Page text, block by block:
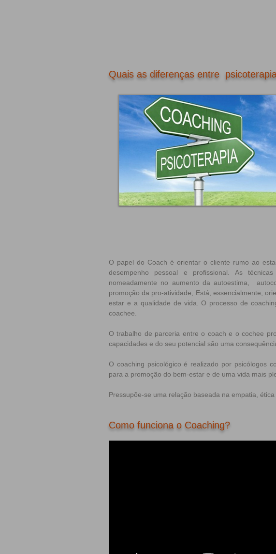
Quais as diferenças entre
O papel do Coach é orientar o cliente rumo ao
desempenho pessoal e profissional. As
nomeadamente no aumento da autoestima,
promoção da pro-atividade, Está, essencialmente,
estar e a qualidade de vida. O processo de
coachee.
O trabalho de parceria entre o coach e o cochee
capacidades e do seu potencial são uma
O coaching psicológico é realizado por psicólogos
para a promoção do bem-estar e de uma vida mais
Pressupõe-se uma relação baseada na empatia, ética
Como funciona o Coaching?